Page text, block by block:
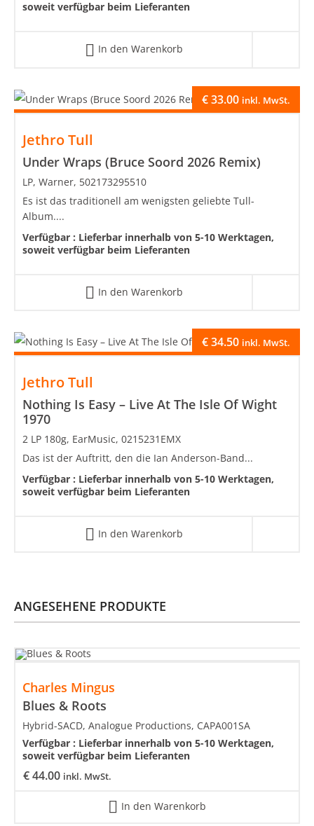
soweit verfügbar beim Lieferanten
In den Warenkorb
Jethro Tull
Under Wraps (Bruce Soord 2026 Remix)
€33.00 inkl. MwSt.
LP, Warner, 502173295510
Es ist das traditionell am wenigsten geliebte Tull-
Album....
Verfügbar : Lieferbar innerhalb von 5-10 Werktagen,
soweit verfügbar beim Lieferanten
In den Warenkorb
Jethro Tull
Nothing Is Easy – Live At The Isle Of Wight
1970
€34.50 inkl. MwSt.
2 LP 180g, EarMusic, 0215231EMX
Das ist der Auftritt, den die Ian Anderson-Band...
Verfügbar : Lieferbar innerhalb von 5-10 Werktagen,
soweit verfügbar beim Lieferanten
In den Warenkorb
ANGESEHENE PRODUKTE
Charles Mingus
Blues & Roots
€44.00 inkl. MwSt.
Hybrid-SACD, Analogue Productions, CAPA001SA
Verfügbar : Lieferbar innerhalb von 5-10 Werktagen,
soweit verfügbar beim Lieferanten
In den Warenkorb